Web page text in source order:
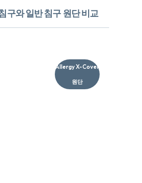
구와 일반 침구 원단 비교
Allergy X-Cover
원단​